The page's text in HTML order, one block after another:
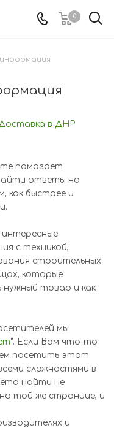
0
помогает
ответы на
как быстрее и
с техникой,
строительных
которые
товар и как
мы
". Если Вам что-то
посетить этот
сложностями в
найти не
той же странице, и
и